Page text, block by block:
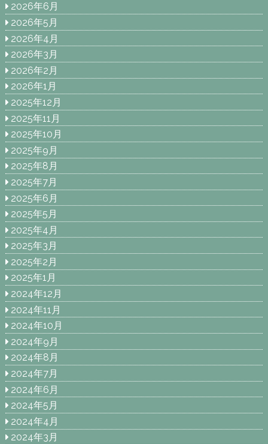
2026年6月
2026年5月
2026年4月
2026年3月
2026年2月
2026年1月
2025年12月
2025年11月
2025年10月
2025年9月
2025年8月
2025年7月
2025年6月
2025年5月
2025年4月
2025年3月
2025年2月
2025年1月
2024年12月
2024年11月
2024年10月
2024年9月
2024年8月
2024年7月
2024年6月
2024年5月
2024年4月
2024年3月